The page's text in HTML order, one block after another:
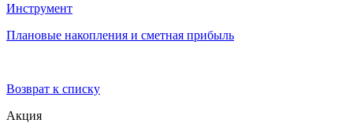
Инструмент
Плановые накопления и сметная прибыль
Возврат к списку
Акция